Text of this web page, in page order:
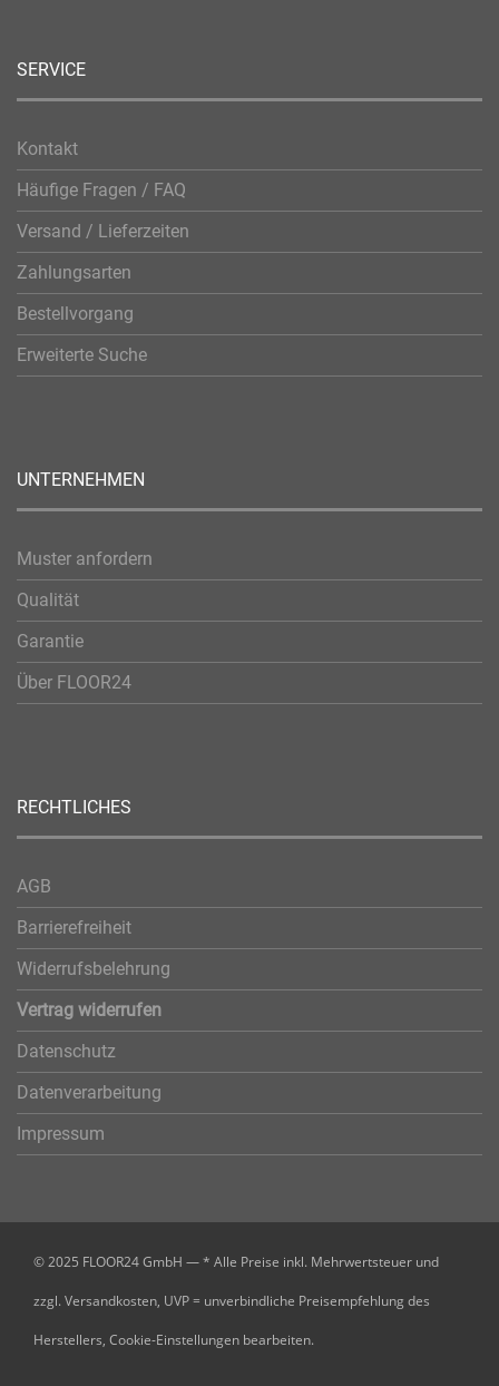
SERVICE
Kontakt
Häufige Fragen / FAQ
Versand / Lieferzeiten
Zahlungsarten
Bestellvorgang
Erweiterte Suche
UNTERNEHMEN
Muster anfordern
Qualität
Garantie
Über FLOOR24
RECHTLICHES
AGB
Barrierefreiheit
Widerrufsbelehrung
Vertrag widerrufen
Datenschutz
Datenverarbeitung
Impressum
© 2025 FLOOR24 GmbH — * Alle Preise inkl. Mehrwertsteuer und
zzgl. Versandkosten, UVP = unverbindliche Preisempfehlung des
Herstellers, Cookie-Einstellungen bearbeiten.